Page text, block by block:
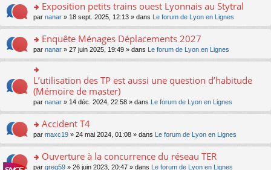
ult
er
le
m
e
s
g
e
n
o
lu
le
pl
u
s
o
n
ult
er
le
m
s
a
e
n
o
lu
Exposition petits trains ouest Lyonnais au Stytral
par nanar » 18 sept. 2025, 12:13 » dans Le forum de Lyon en Lignes
o
n
s
ult
er
le
m
e
s
a
e
n
Enquête Ménages Déplacements 2027
par nanar » 27 juin 2025, 19:49 » dans Le forum de Lyon en Lignes
n
s
ult
er
le
m
e
s
L’utilisation des TP est aussi une question d’habitude
(Mémoire de master)
par nanar » 14 déc. 2024, 22:58 » dans Le forum de Lyon en Lignes
o
n
ult
Accident T4
par maxc19 » 24 mai 2024, 01:08 » dans Le forum de Lyon en Lignes
o
Ouverture à la concurrence du réseau TER
par greg59 » 26 juin 2023, 20:47 » dans Le forum de Lyon en Lignes